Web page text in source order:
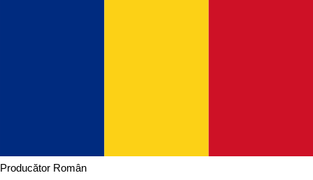
Producător Român